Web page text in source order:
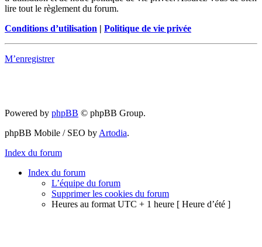
lire tout le règlement du forum.
Conditions d’utilisation | Politique de vie privée
M’enregistrer
Powered by phpBB © phpBB Group.
phpBB Mobile / SEO by Artodia.
Index du forum
Index du forum
L’équipe du forum
Supprimer les cookies du forum
Heures au format UTC + 1 heure [ Heure d’été ]